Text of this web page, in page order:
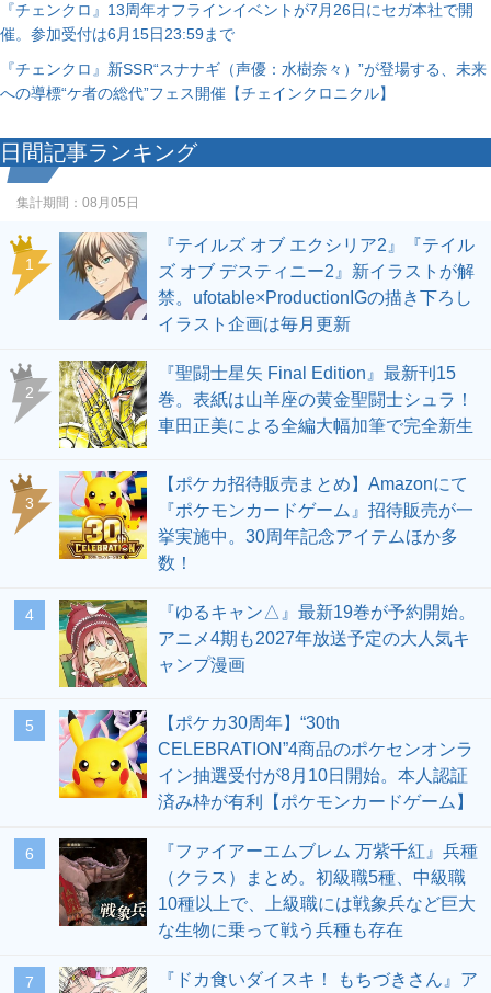
『チェンクロ』13周年オフラインイベントが7月26日にセガ本社で開
催。参加受付は6月15日23:59まで
『チェンクロ』新SSR“スナナギ（声優：水樹奈々）”が登場する、未来
への導標“ケ者の総代”フェス開催【チェインクロニクル】
日間記事ランキング
集計期間： 08月05日
1
『テイルズ オブ エクシリア2』『テイル
ズ オブ デスティニー2』新イラストが解
禁。ufotable×ProductionIGの描き下ろし
イラスト企画は毎月更新
2
『聖闘士星矢 Final Edition』最新刊15
巻。表紙は山羊座の黄金聖闘士シュラ！
車田正美による全編大幅加筆で完全新生
3
【ポケカ招待販売まとめ】Amazonにて
『ポケモンカードゲーム』招待販売が一
挙実施中。30周年記念アイテムほか多
数！
4
『ゆるキャン△』最新19巻が予約開始。
アニメ4期も2027年放送予定の大人気キ
ャンプ漫画
5
【ポケカ30周年】“30th
CELEBRATION”4商品のポケセンオンラ
イン抽選受付が8月10日開始。本人認証
済み枠が有利【ポケモンカードゲーム】
6
『ファイアーエムブレム 万紫千紅』兵種
（クラス）まとめ。初級職5種、中級職
10種以上で、上級職には戦象兵など巨大
な生物に乗って戦う兵種も存在
7
『ドカ食いダイスキ！ もちづきさん』ア